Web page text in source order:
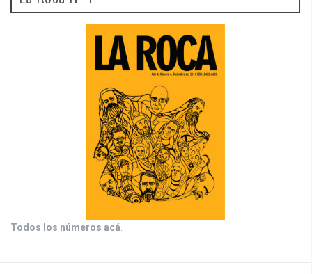
Todos los números acá